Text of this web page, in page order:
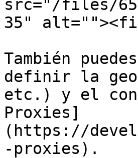
src="/files/
35"
También
definir la
etc.) y el
Proxies]
(https://
-proxies).